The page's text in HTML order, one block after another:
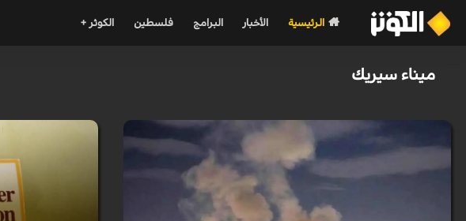
الرئيسية الأخبار البرامج فلسطين الكوثر +
ميناء سيريك